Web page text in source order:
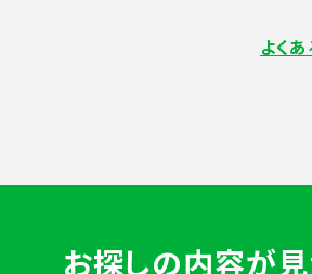
よく
お探しの内容が